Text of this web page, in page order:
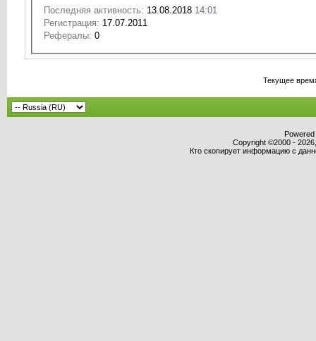
Последняя активность: 13.08.2018 14:01
Регистрация: 17.07.2011
Рефералы: 0
Текущее
Copyright ©2000 -
Кто скопирует информацию с